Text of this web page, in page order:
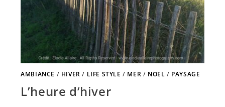
AMBIANCE / HIVER / LIFE STYLE / MER / NOEL / PAYSAGE
L’heure d’hiver